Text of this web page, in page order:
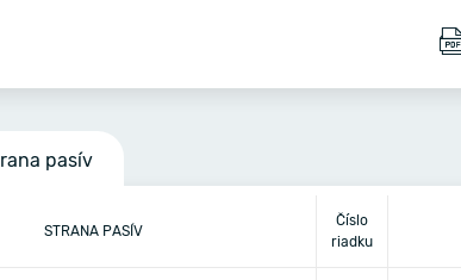
pasív
STRANA PASÍV
Číslo
riadku